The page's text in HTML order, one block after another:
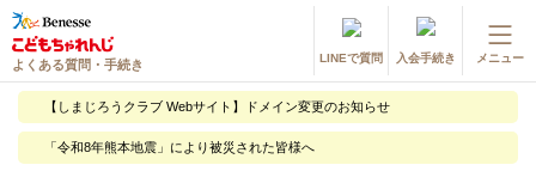
よくある質問・手続き LINEで質問 入会手続き メニュー
登録情報の変更・各種お手続き
会員ページへログイン
お客様サポート(手続き・照会)
【しまじろうクラブ Webサイト】ドメイン変更のお知らせ
「令和8年熊本地震」により被災された皆様へ